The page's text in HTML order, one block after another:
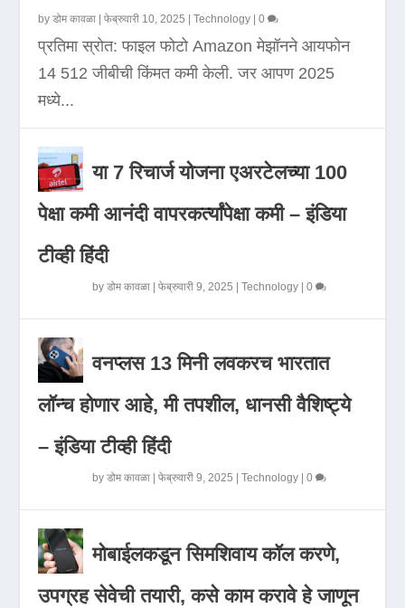
byडोम कावळा |फेब्रुवारी 10, 2025 |Technology |0
प्रतिमा स्रोत: फाइल फोटो Amazon मेझॉनने आयफोन
14 512 जीबीची किंमत कमी केली. जर आपण 2025
मध्ये...
या 7 रिचार्ज योजना एअरटेलच्या 100
पेक्षा कमी आनंदी वापरकर्त्यांपेक्षा कमी – इंडिया
टीव्ही हिंदी
byडोम कावळा |फेब्रुवारी 9, 2025 |Technology |0
वनप्लस 13 मिनी लवकरच भारतात
लॉन्च होणार आहे, मी तपशील, धानसी वैशिष्ट्ये
– इंडिया टीव्ही हिंदी
byडोम कावळा |फेब्रुवारी 9, 2025 |Technology |0
मोबाईलकडून सिमशिवाय कॉल करणे,
उपग्रह सेवेची तयारी, कसे काम करावे हे जाणून